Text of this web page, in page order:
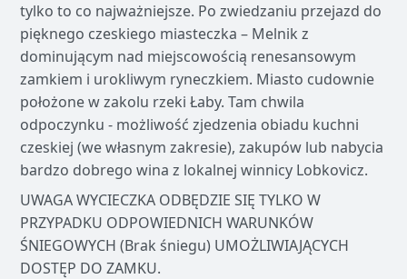
tylko to co najważniejsze. Po zwiedzaniu przejazd do
pięknego czeskiego miasteczka – Melnik z
dominującym nad miejscowością renesansowym
zamkiem i urokliwym ryneczkiem. Miasto cudownie
położone w zakolu rzeki Łaby. Tam chwila
odpoczynku - możliwość zjedzenia obiadu kuchni
czeskiej (we własnym zakresie), zakupów lub nabycia
bardzo dobrego wina z lokalnej winnicy Lobkovicz.
UWAGA WYCIECZKA ODBĘDZIE SIĘ TYLKO W
PRZYPADKU ODPOWIEDNICH WARUNKÓW
ŚNIEGOWYCH (Brak śniegu) UMOŻLIWIAJĄCYCH
DOSTĘP DO ZAMKU.